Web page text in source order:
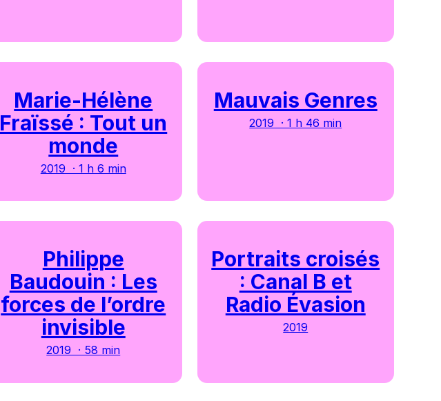
Marie-Hélène
Fraïssé : Tout un
monde
2019 · 1 h 6 min
Mauvais Genres
2019 · 1 h 46 min
Philippe
Baudouin : Les
forces de l’ordre
invisible
2019 · 58 min
Portraits croisés
: Canal B et
Radio Évasion
2019